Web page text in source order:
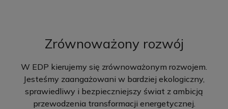
Zrównoważony rozwój
W EDP kierujemy się zrównoważonym rozwojem.
Jesteśmy zaangażowani w bardziej ekologiczny,
sprawiedliwy i bezpieczniejszy świat z ambicją
przewodzenia transformacji energetycznej.